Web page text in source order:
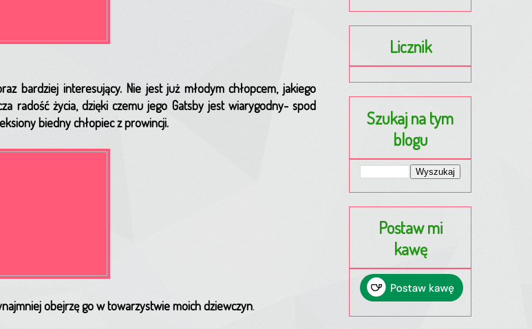
bardziej interesujący. Nie jest już młodym chłopcem, jakiego
radość życia, dzięki czemu jego Gatsby jest wiarygodny- spod
biedny chłopiec z prowincji.
obejrzę go w towarzystwie moich dziewczyn.
Licznik
Szukaj na tym
blogu
Postaw mi
kawę